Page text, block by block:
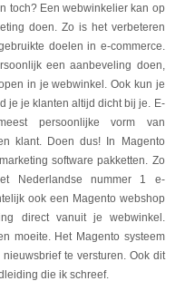
toch? Een webwinkelier kan op
doen. Zo is het verbeteren
doelen in e-commerce.
een aanbeveling doen,
in je webwinkel. Ook kun je
je je klanten altijd dicht bij je. E-
persoonlijke vorm van
klant. Doen dus! In Magento
software pakketten. Zo
Nederlandse nummer 1 e-
ook een Magento webshop
direct vanuit je webwinkel.
moeite. Het Magento systeem
te versturen. Ook dit
die ik schreef.